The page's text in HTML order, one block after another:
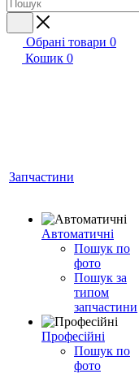
Обрані товари 0
Кошик 0
Запчастини
Автоматичні
Пошук по
фото
Пошук за
типом
запчастини
Професійні
Пошук по
фото